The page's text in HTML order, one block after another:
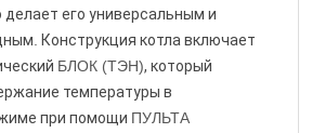
делает его универсальным и
Конструкция котла включает
БЛОК (ТЭН), который
температуры в
при помощи ПУЛЬТА